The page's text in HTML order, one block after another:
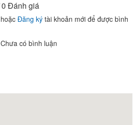
0 Đánh giá
hoặc Đăng ký tài khoản mới để được bình
Chưa có bình luận